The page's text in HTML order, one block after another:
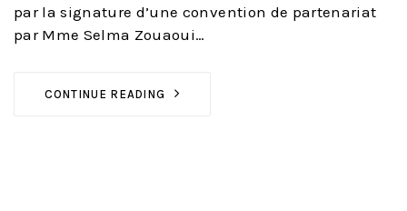
par la signature d’une convention de partenariat
par Mme Selma Zouaoui…
CONTINUE READING